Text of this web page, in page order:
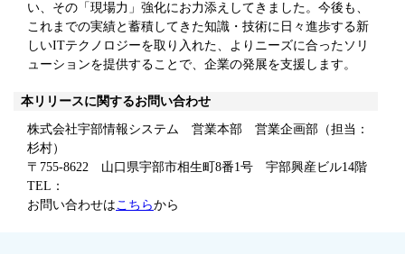
い、その「現場力」強化にお力添えしてきました。今後も、
これまでの実績と蓄積してきた知識・技術に日々進歩する新
しいITテクノロジーを取り入れた、よりニーズに合ったソリ
ューションを提供することで、企業の発展を支援します。
本リリースに関するお問い合わせ
株式会社宇部情報システム 営業本部 営業企画部（担当：
杉村）
〒755-8622 山口県宇部市相生町8番1号 宇部興産ビル14階
TEL：
お問い合わせはこちらから